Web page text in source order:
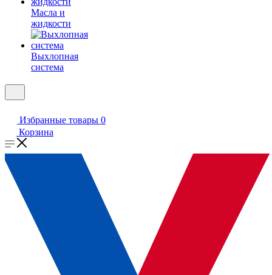
Масла и
жидкости
Выхлопная
система
Избранные товары 0
Корзина